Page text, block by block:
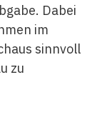
Dabei
im
sinnvoll
zu